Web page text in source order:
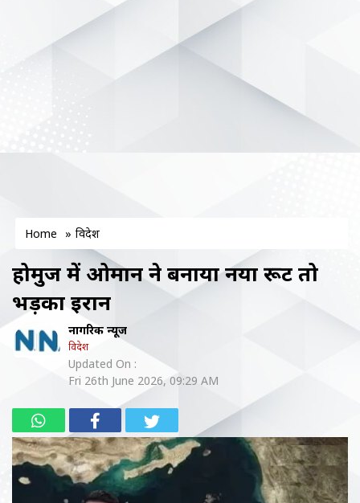
Home » विदेश
होर्मुज में ओमान ने बनाया नया रूट तो
भड़का ईरान
नागरिक न्यूज
विदेश
Updated On :
Fri 26th June 2026, 09:29 AM